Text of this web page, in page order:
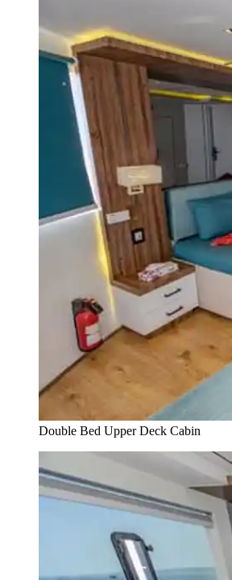
Double Bed Upper Deck Cabin